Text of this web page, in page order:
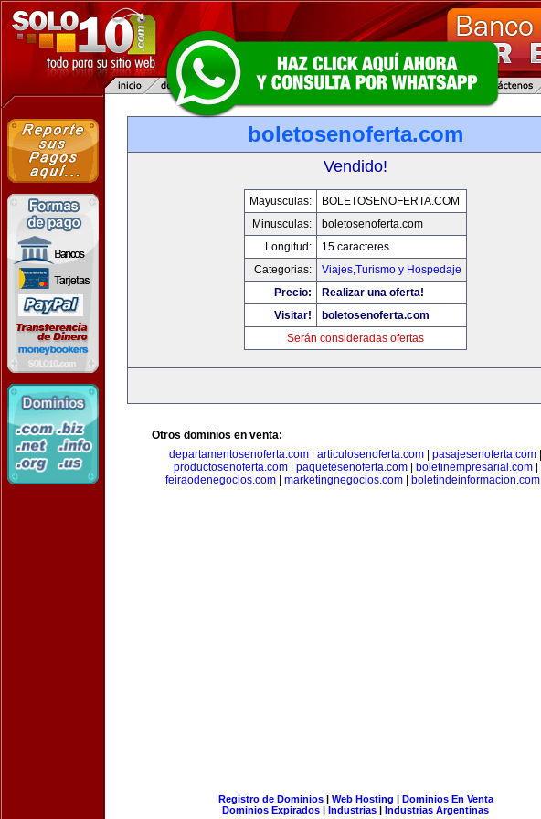
boletosenoferta.com
Vendido!
Mayusculas:
BOLETOSENOFERTA.COM
Minusculas:
boletosenoferta.com
Longitud:
15 caracteres
Categorias:
Viajes,Turismo y Hospedaje
Precio:
Realizar una oferta!
Visitar!
boletosenoferta.com
Serán consideradas ofertas
Otros dominios en venta:
departamentosenoferta.com
articulosenoferta.com pasajesenoferta.com
productosenoferta.com| paquetesenoferta.com| boletinempresarial.com|
feiraodenegocios.com
marketingnegocios.com boletindeinformacion.com
Registro de Dominios| Web Hosting | Dominios En Venta
Dominios Expirados | Industrias | Industrias Argentinas